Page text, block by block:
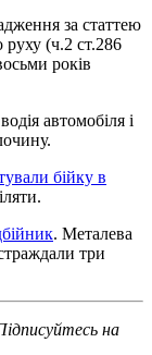
за статтею
(ч.2 ст.286
років
автомобіля і
бійку в
. Металева
три
на